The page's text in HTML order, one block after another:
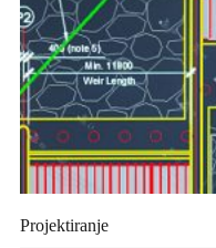
Projektiranje